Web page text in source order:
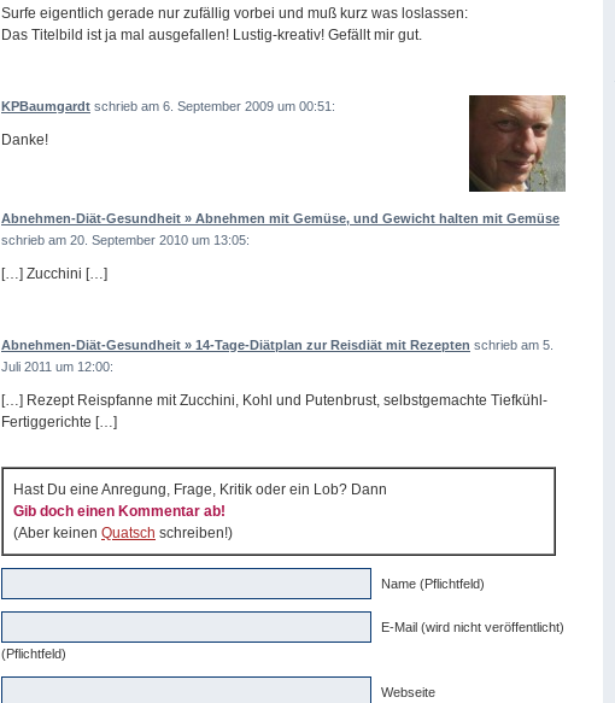
Surfe eigentlich gerade nur zufällig vorbei und muß kurz was loslassen:
Das Titelbild ist ja mal ausgefallen! Lustig-kreativ! Gefällt mir gut.
KPBaumgardt schrieb am 6. September 2009 um 00:51:
Danke!
Abnehmen-Diät-Gesundheit » Abnehmen mit Gemüse, und Gewicht halten mit Gemüse
schrieb am 20. September 2010 um 13:05:
[…] Zucchini […]
Abnehmen-Diät-Gesundheit » 14-Tage-Diätplan zur Reisdiät mit Rezepten schrieb am 5.
Juli 2011 um 12:00:
[…] Rezept Reispfanne mit Zucchini, Kohl und Putenbrust, selbstgemachte Tiefkühl-
Fertiggerichte […]
Hast Du eine Anregung, Frage, Kritik oder ein Lob? Dann
Gib doch einen Kommentar ab!
(Aber keinen Quatsch schreiben!)
Name (Pflichtfeld)
E-Mail (wird nicht veröffentlicht)
(Pflichtfeld)
Webseite